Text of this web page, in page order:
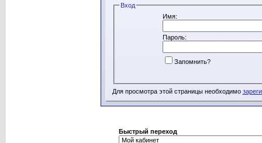
Вход
Имя:
Пароль:
Запомнить?
Для просмотра этой страницы необходимо
Быстрый переход